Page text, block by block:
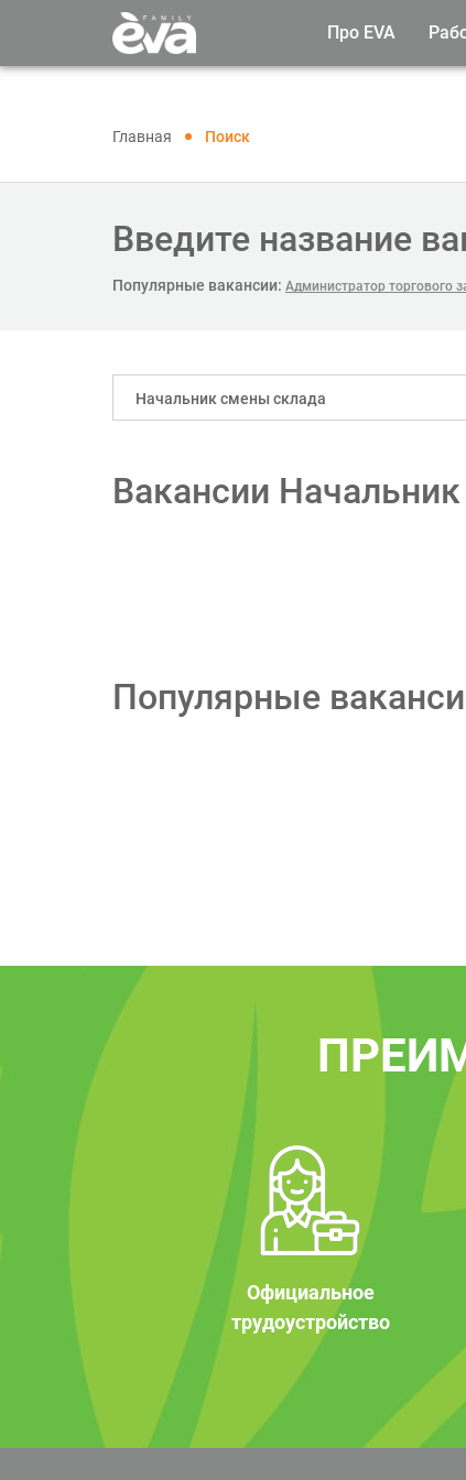
Про EVA
Главная Поиск
Введите название
Популярные вакансии: Администратор торгового
Начальник смены склада
Вакансии
Популярные
Официальное
трудоустройство